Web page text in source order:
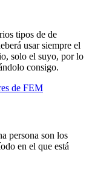
tipos de de
usar siempre el
solo el suyo, por lo
consigo.
de FEM
persona son los
en el que está